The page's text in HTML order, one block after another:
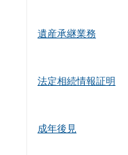
遺産承継業務
法定相続情報証明
成年後見